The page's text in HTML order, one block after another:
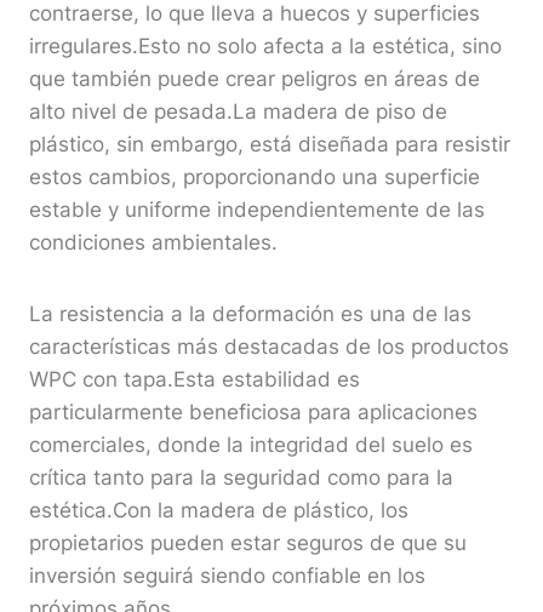
contraerse, lo que lleva a huecos y superficies
irregulares.Esto no solo afecta a la estética, sino
que también puede crear peligros en áreas de
alto nivel de pesada.La madera de piso de
plástico, sin embargo, está diseñada para resistir
estos cambios, proporcionando una superficie
estable y uniforme independientemente de las
condiciones ambientales.
La resistencia a la deformación es una de las
características más destacadas de los productos
WPC con tapa.Esta estabilidad es
particularmente beneficiosa para aplicaciones
comerciales, donde la integridad del suelo es
crítica tanto para la seguridad como para la
estética.Con la madera de plástico, los
propietarios pueden estar seguros de que su
inversión seguirá siendo confiable en los